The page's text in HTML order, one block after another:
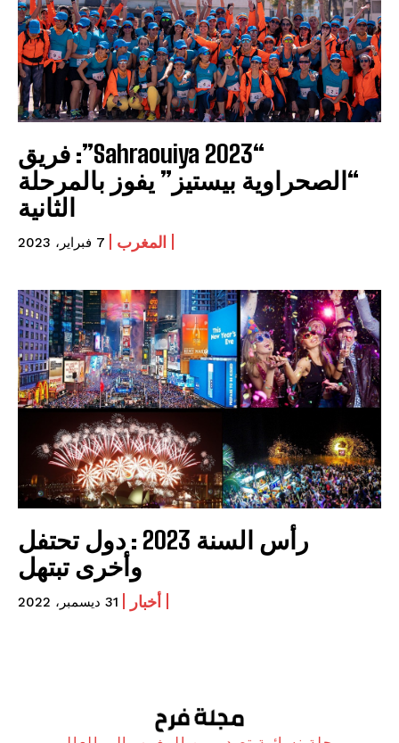
“Sahraouiya 2023”: فريق
“الصحراوية بيستيز” يفوز بالمرحلة
الثانية
المغرب 7 فبراير، 2023
رأس السنة 2023 : دول تحتفل
وأخرى تبتهل
أخبار 31 ديسمبر، 2022